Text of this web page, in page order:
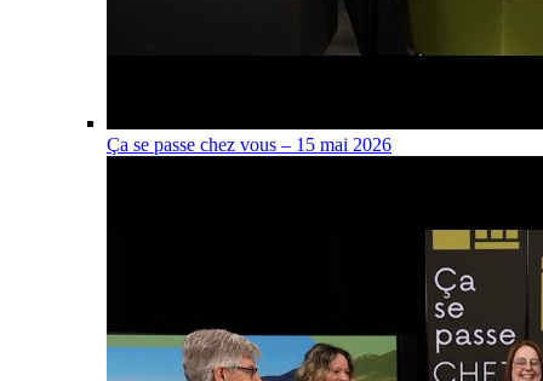
Ça se passe chez vous – 15 mai 2026